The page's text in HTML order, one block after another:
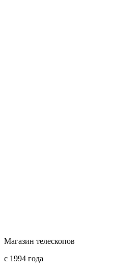
Магазин телескопов
с 1994 года